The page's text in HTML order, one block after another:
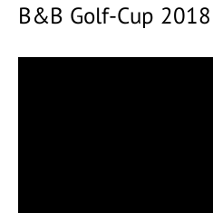
B&B Golf-Cup 2018